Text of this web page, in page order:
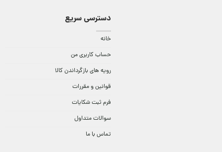
دسترسی سریع
خانه
حساب کاربری من
رویه های بازگرداندن کالا
قوانین و مقررات
فرم ثبت شکایات
سوالات متداول
تماس با ما